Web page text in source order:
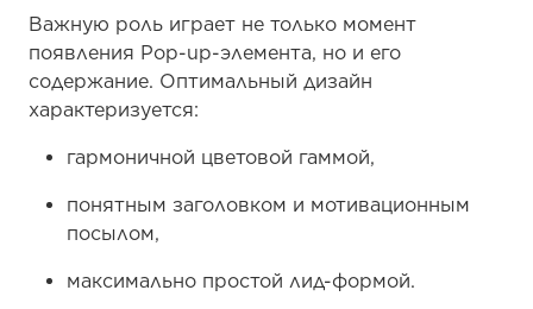
Важную роль играет не только момент
появления Pop-up-элемента, но и его
содержание. Оптимальный дизайн
характеризуется:
гармоничной цветовой гаммой,
понятным заголовком и мотивационным
посылом,
максимально простой лид-формой.